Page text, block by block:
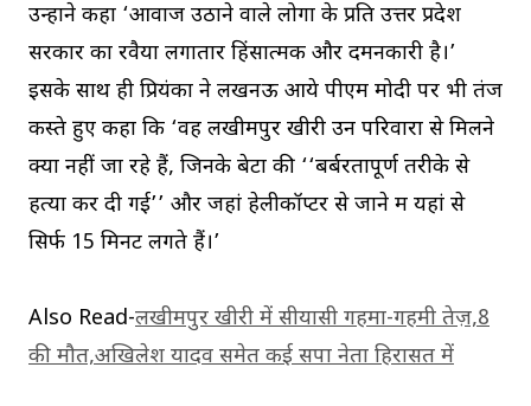
उन्होंने कहा ‘आवाज उठाने वाले लोगों के प्रति उत्तर प्रदेश
सरकार का रवैया लगातार हिंसात्मक और दमनकारी है।’
इसके साथ ही प्रियंका ने लखनऊ आये पीएम मोदी पर भी तंज
कस्ते हुए कहा कि ‘वह लखीमपुर खीरी उन परिवारों से मिलने
क्यों नहीं जा रहे हैं, जिनके बेटों की ‘‘बर्बरतापूर्ण तरीके से
हत्या कर दी गई’’ और जहां हेलीकॉप्टर से जाने में यहां से
सिर्फ 15 मिनट लगते हैं।’
Also Read-लखीमपुर खीरी में सीयासी गहमा-गहमी तेज़,8
की मौत,अखिलेश यादव समेत कई सपा नेता हिरासत में